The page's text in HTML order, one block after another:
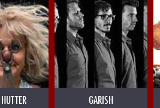
GARISH